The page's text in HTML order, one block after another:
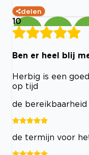
delen
10
Ben er heel blij
Herbig is een
op tijd
de
de termijn voor